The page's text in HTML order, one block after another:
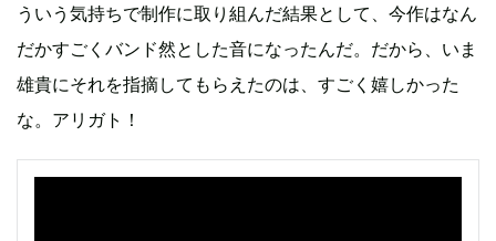
ういう気持ちで制作に取り組んだ結果として、今作はなん
だかすごくバンド然とした音になったんだ。だから、いま
雄貴にそれを指摘してもらえたのは、すごく嬉しかった
な。アリガト！